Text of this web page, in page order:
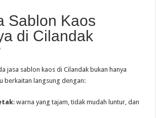
Sablon Kaos
di Cilandak
jasa sablon kaos di Cilandak bukan hanya
berkaitan langsung dengan:
: warna yang tajam, tidak mudah luntur, dan